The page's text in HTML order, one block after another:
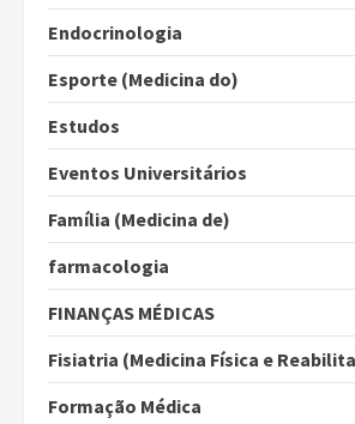
Endocrinologia
Esporte (Medicina do)
Estudos
Eventos Universitários
Família (Medicina de)
farmacologia
FINANÇAS MÉDICAS
Fisiatria (Medicina Física e
Formação Médica